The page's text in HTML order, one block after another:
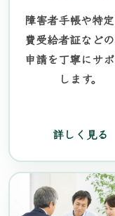
障害者手帳や特
費受給者証など
申請を丁寧にサ
します。
詳しく見る